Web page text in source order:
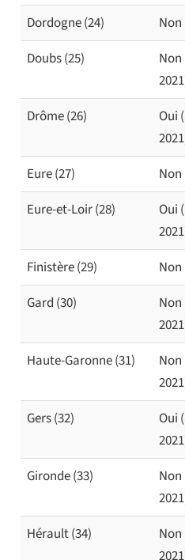
Dordogne (24)
Non
Doubs (25)
Drôme (26)
Oui
Eure (27)
Non
Eure-et-Loir (28)
Oui
Finistère (29)
Non
Gard (30)
Haute-Garonne (31)
Gers (32)
Oui
Gironde (33)
Hérault (34)